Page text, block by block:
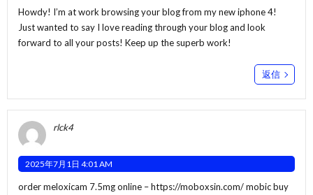
Howdy! I’m at work browsing your blog from my new iphone 4!
Just wanted to say I love reading through your blog and look
forward to all your posts! Keep up the superb work!
返信
rlck4
2025年7月1日 4:01 AM
order meloxicam 7.5mg online –https://moboxsin.com/mobic buy